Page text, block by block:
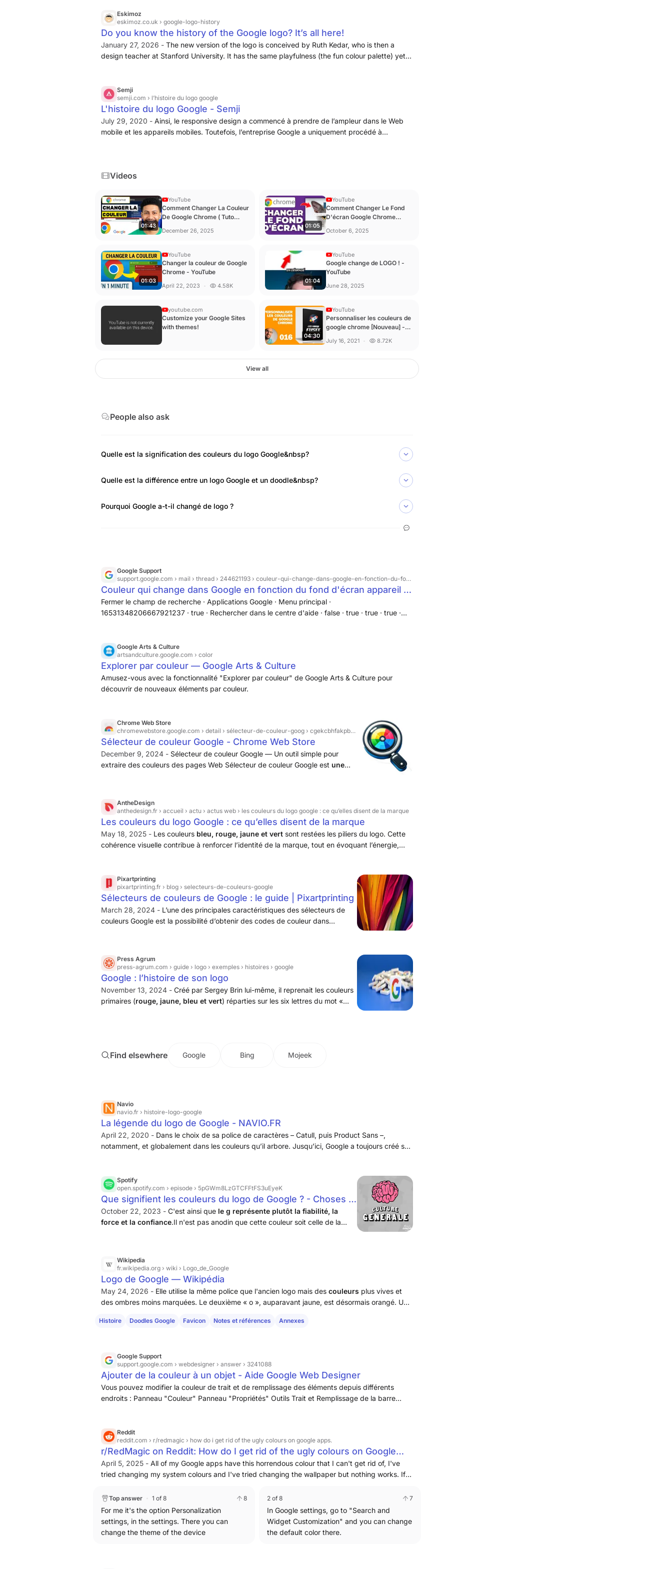
Eskimoz
eskimoz.co.uk › google-logo-history
Do you know the history of the Google logo? It’s all here!
January 27, 2026 - The new version of the logo is conceived by Ruth Kedar, who is then a
design teacher at Stanford University. It has the same playfulness (the fun colour palette) yet
Semji
semji.com › l’histoire du logo google
L'histoire du logo Google - Semji
July 29, 2020 - Ainsi, le responsive design a commencé à prendre de l’ampleur dans le Web
mobile et les appareils mobiles. Toutefois, l’entreprise Google a uniquement procédé à
Videos
01:43
YouTube
Comment Changer La Couleur
De Google Chrome ( Tuto
December 26, 2025
01:05
YouTube
Comment Changer Le Fond
D'écran Google Chrome
October 6, 2025
01:03
YouTube
Changer la couleur de Google
Chrome - YouTube
April 22, 2023 4.58K
01:04
YouTube
Google change de LOGO ! -
YouTube
June 28, 2025
youtube.com
Customize your Google Sites
with themes!
04:30
YouTube
Personnaliser les couleurs de
google chrome [Nouveau] -
July 16, 2021 8.72K
View all
People also ask
Quelle est la signification des couleurs du logo Google&nbsp?
Quelle est la différence entre un logo Google et un doodle&nbsp?
Pourquoi Google a-t-il changé de logo ?
Google Support
support.google.com › mail › thread › 244621193 › couleur-qui-change-dans-google-en-fonction-du-fond-d-écran-appareil
Couleur qui change dans Google en fonction du fond d'écran appareil -
Communauté Gmail
Fermer le champ de recherche · Applications Google · Menu principal ·
16531348206667921237 · true · Rechercher dans le centre d'aide · false · true · true · true ·
Google Arts & Culture
artsandculture.google.com › color
Explorer par couleur — Google Arts & Culture
Amusez-vous avec la fonctionnalité "Explorer par couleur" de Google Arts & Culture pour
découvrir de nouveaux éléments par couleur.
Chrome Web Store
chromewebstore.google.com › detail › sélecteur-de-couleur-goog › cgekcbhfakpbppjmkmdkjconkjdkofpo
Sélecteur de couleur Google - Chrome Web Store
December 9, 2024 - Sélecteur de couleur Google — Un outil simple pour
extraire des couleurs des pages Web Sélecteur de couleur Google est une
AntheDesign
anthedesign.fr › accueil › actu › actus web › les couleurs du logo google : ce qu’elles disent de la marque
Les couleurs du logo Google : ce qu’elles disent de la marque
May 18, 2025 - Les couleurs bleu, rouge, jaune et vert sont restées les piliers du logo. Cette
cohérence visuelle contribue à renforcer l’identité de la marque, tout en évoquant l’énergie,
Pixartprinting
pixartprinting.fr › blog › selecteurs-de-couleurs-google
Sélecteurs de couleurs de Google : le guide | Pixartprinting
March 28, 2024 - L’une des principales caractéristiques des sélecteurs de
couleurs Google est la possibilité d’obtenir des codes de couleur dans
Press Agrum
press-agrum.com › guide › logo › exemples › histoires › google
Google : l’histoire de son logo
November 13, 2024 - Créé par Sergey Brin lui-même, il reprenait les couleurs
primaires (rouge, jaune, bleu et vert) réparties sur les six lettres du mot «
Find elsewhere Google Bing Mojeek
Navio
navio.fr › histoire-logo-google
La légende du logo de Google - NAVIO.FR
April 22, 2020 - Dans le choix de sa police de caractères – Catull, puis Product Sans –,
notamment, et globalement dans les couleurs qu’il arbore. Jusqu’ici, Google a toujours créé ses
la première lettre du mot.
Spotify
open.spotify.com › episode › 5pGWm8LzGTCFFtFS3uEyeK
Que signifient les couleurs du logo de Google ? - Choses à
Savoir - Culture générale | Podcast on Spotify
October 22, 2023 - C'est ainsi que le g représente plutôt la fiabilité, la
force et la confiance.Il n'est pas anodin que cette couleur soit celle de la
Wikipedia
fr.wikipedia.org › wiki › Logo_de_Google
Logo de Google — Wikipédia
May 24, 2026 - Elle utilise la même police que l'ancien logo mais des couleurs plus vives et
des ombres moins marquées. Le deuxième « o », auparavant jaune, est désormais orangé. Une
la page principaleGoogle.
Histoire Doodles Google Favicon Notes et références Annexes
Google Support
support.google.com › webdesigner › answer › 3241088
Ajouter de la couleur à un objet - Aide Google Web Designer
Vous pouvez modifier la couleur de trait et de remplissage des éléments depuis différents
endroits : Panneau "Couleur" Panneau "Propriétés" Outils Trait et Remplissage de la barre
Reddit
reddit.com › r/redmagic › how do i get rid of the ugly colours on google apps.
r/RedMagic on Reddit: How do I get rid of the ugly colours on Google
apps.
April 5, 2025 - All of my Google apps have this horrendous colour that I can't get rid of, I've
tried changing my system colours and I've tried changing the wallpaper but nothing works. If
fix this.
Top answer 1 of 8 8
For me it's the option Personalization
settings, in the settings. There you can
change the theme of the device
2 of 8 7
In Google settings, go to "Search and
Widget Customization" and you can change
the default color there.